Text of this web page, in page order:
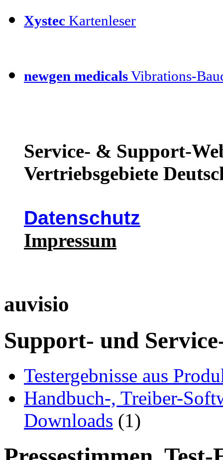
Xystec Kartenleser
newgen medicalsVibrations-
Service- & Support-
Vertriebsgebiete
Datenschutz
Impressum
auvisio
Support- und
Testergebnisse aus
Handbuch-, Treiber-
Downloads (1)